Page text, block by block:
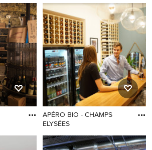
APÉRO BIO - CHAMPS
ELYSÉES